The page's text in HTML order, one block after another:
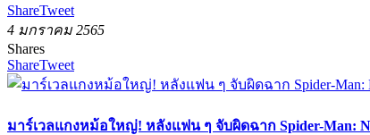
ShareTweet
4 มกราคม 2565
Shares
ShareTweet
มาร์เวลแกงหม้อใหญ่! หลังแฟน ๆ จับผิดฉาก Spider-Man: